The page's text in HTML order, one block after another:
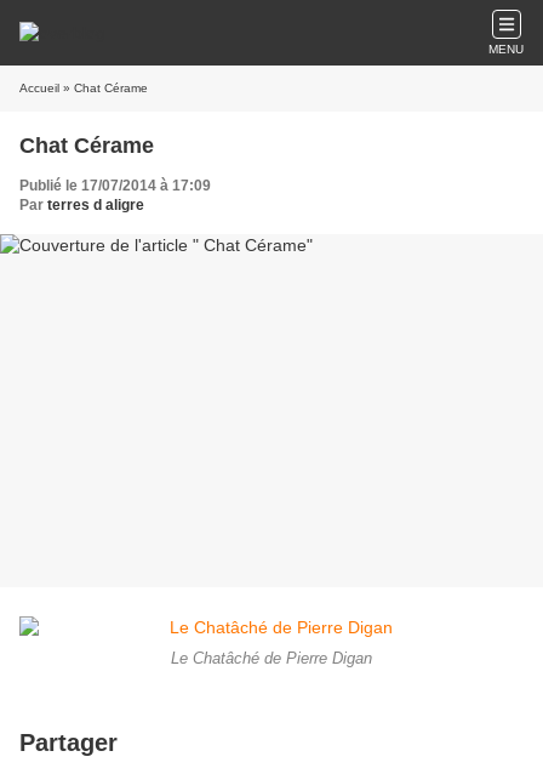
MENU
Accueil » Chat Cérame
Chat Cérame
Publié le 17/07/2014 à 17:09
Par terres d aligre
Le Chatâché de Pierre Digan
Partager